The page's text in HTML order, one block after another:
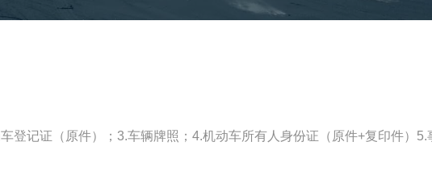
登记证（原件）；3.车辆牌照；4.机动车所有人身份证（原件+复印件）